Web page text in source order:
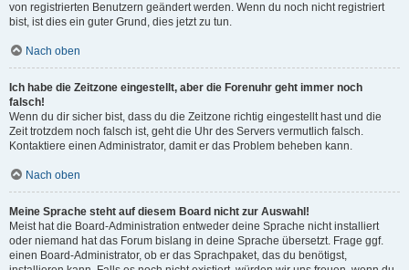
von registrierten Benutzern geändert werden. Wenn du noch nicht registriert
bist, ist dies ein guter Grund, dies jetzt zu tun.
Nach oben
Ich habe die Zeitzone eingestellt, aber die Forenuhr geht immer noch
falsch!
Wenn du dir sicher bist, dass du die Zeitzone richtig eingestellt hast und die
Zeit trotzdem noch falsch ist, geht die Uhr des Servers vermutlich falsch.
Kontaktiere einen Administrator, damit er das Problem beheben kann.
Nach oben
Meine Sprache steht auf diesem Board nicht zur Auswahl!
Meist hat die Board-Administration entweder deine Sprache nicht installiert
oder niemand hat das Forum bislang in deine Sprache übersetzt. Frage ggf.
einen Board-Administrator, ob er das Sprachpaket, das du benötigst,